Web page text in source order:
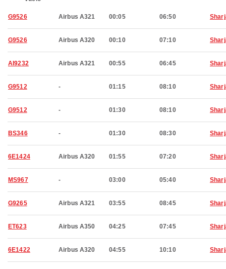
G9526 Airbus A321 00:05 06:50
G9526 Airbus A320 00:10 07:10
AI9232 Airbus A321 00:55 06:45
G9512 - 01:15 08:10
G9512 - 01:30 08:10
BS346 - 01:30 08:30
6E1424 Airbus A320 01:55 07:20
MS967 - 03:00 05:40
G9265 Airbus A321 03:55 08:45
ET623 Airbus A350 04:25 07:45
6E1422 Airbus A320 04:55 10:10